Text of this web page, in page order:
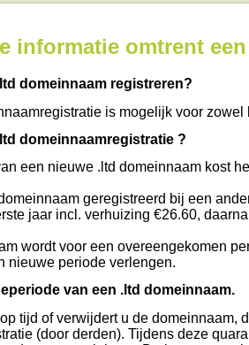
informatie omtrent
domeinnaam registreren?
is mogelijk voor
domeinnaamregistratie ?
een nieuwe .ltd domeinnaam kost
geregistreerd bij een
jaar incl. verhuizing €26.60,
wordt voor een overeengekomen
nieuwe periode verlengen.
van een .ltd domeinnaam.
tijd of verwijdert u de domeinnaam,
(door derden). Tijdens deze